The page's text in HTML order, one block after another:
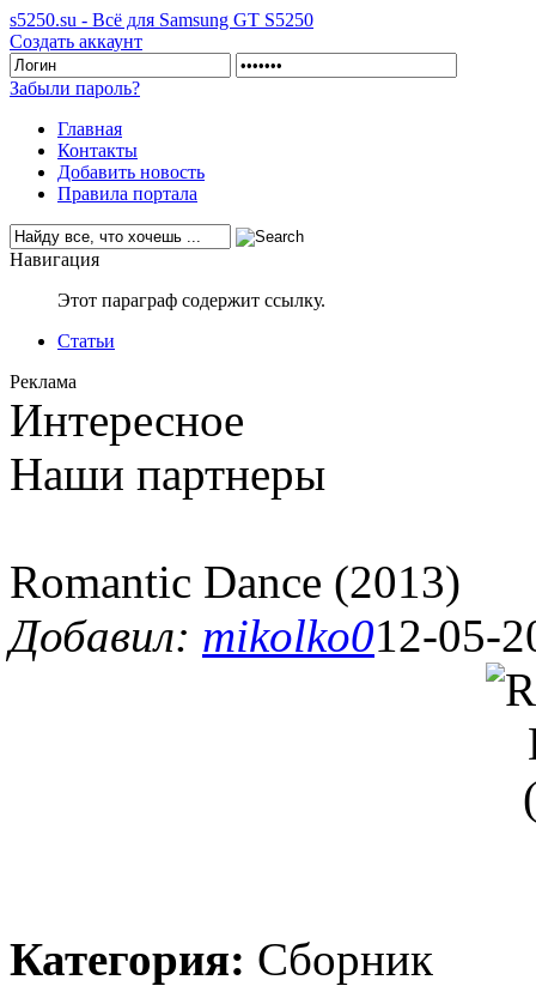
s5250.su - Всё для Samsung GT S5250
Создать аккаунт
Забыли пароль?
Главная
Контакты
Добавить новость
Правила портала
Навигация
Этот параграф содержит ссылку.
Статьи
Реклама
Интересное
Наши партнеры
Romantic Dance (2013)
Добавил: mikolko012-05-
Категория: Сборник